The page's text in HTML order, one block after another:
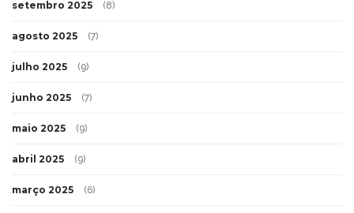
setembro 2025 (8)
agosto 2025 (7)
julho 2025 (9)
junho 2025 (7)
maio 2025 (9)
abril 2025 (9)
março 2025 (6)